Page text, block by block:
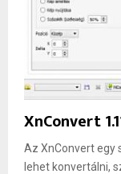
XnConvert
Az XnConvert egy
lehet konvertálni,